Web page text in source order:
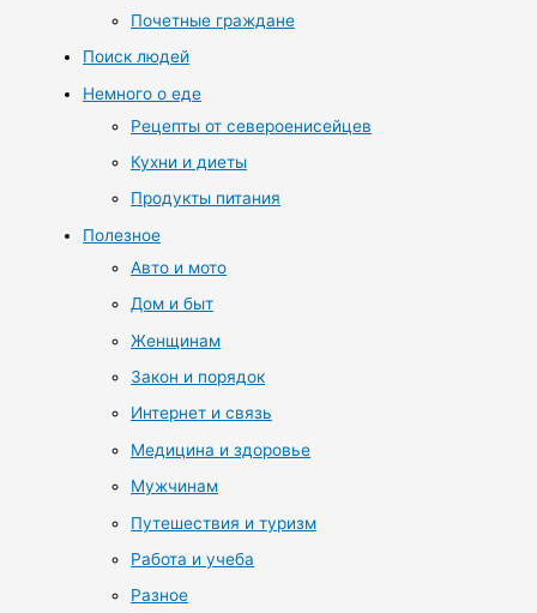
Почетные граждане
Поиск людей
Немного о еде
Рецепты от североенисейцев
Кухни и диеты
Продукты питания
Полезное
Авто и мото
Дом и быт
Женщинам
Закон и порядок
Интернет и связь
Медицина и здоровье
Мужчинам
Путешествия и туризм
Работа и учеба
Разное